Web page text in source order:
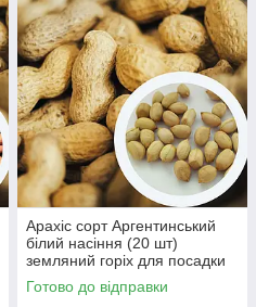
Арахіс сорт Аргентинський
білий насіння (20 шт)
земляний горіх для посадки
Готово до відправки